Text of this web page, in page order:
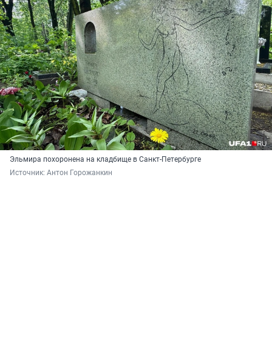
Эльмира похоронена на кладбище в Санкт-Петербурге
Источник: Антон Горожанкин